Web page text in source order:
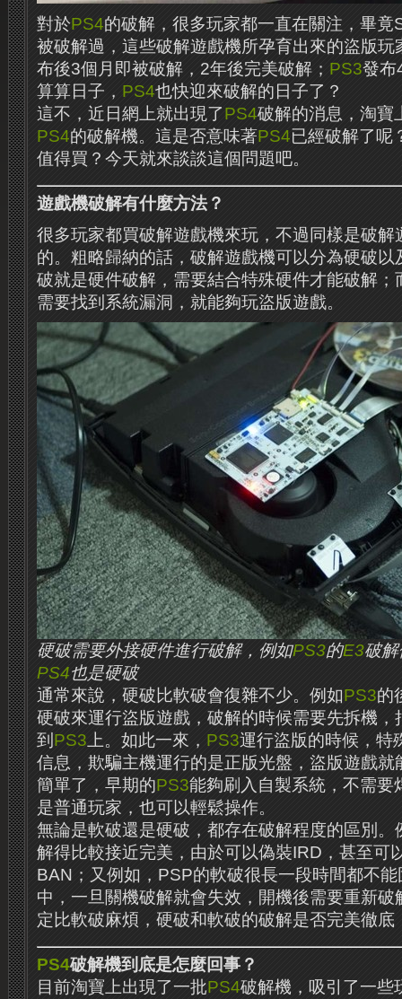
對於PS4的破解，很多玩家都一直在關注，畢竟
被破解過，這些破解遊戲機所孕育出來的盜版
布後3個月即被破解，2年後完美破解； PS3發布
算算日子， PS4也快迎來破解的日子了？
這不，近日網上就出現了PS4破解的消息，淘寶
PS4的破解機。這是否意味著PS4已經破解了呢
值得買？今天就來談談這個問題吧。
遊戲機破解有什麼方法？
很多玩家都買破解遊戲機來玩，不過同樣是破解
的。粗略歸納的話，破解遊戲機可以分為硬破
破就是硬件破解，需要結合特殊硬件才能破解；
需要找到系統漏洞，就能夠玩盜版遊戲。
硬破需要外接硬件進行破解，例如PS3的E3破
PS4也是硬破
通常來說，硬破比軟破會復雜不少。例如PS3的
硬破來運行盜版遊戲，破解的時候需要先拆機，
到 PS3 上。如此一來， PS3運行盜版的時候，特
信息，欺騙主機運行的是正版光盤，盜版遊戲就
簡單了，早期的PS3能夠刷入自製系統，不需要
是普通玩家，也可以輕鬆操作。
無論是軟破還是硬破，都存在破解程度的區別。
解得比較接近完美，由於可以偽裝IRD，甚至可
BAN；又例如，PSP的軟破很長一段時間都不
中，一旦關機破解就會失效，開機後需要重新
定比軟破麻煩，硬破和軟破的破解是否完美徹底
PS4破解機到底是怎麼回事？
目前淘寶上出現了一批PS4破解機，吸引了一些